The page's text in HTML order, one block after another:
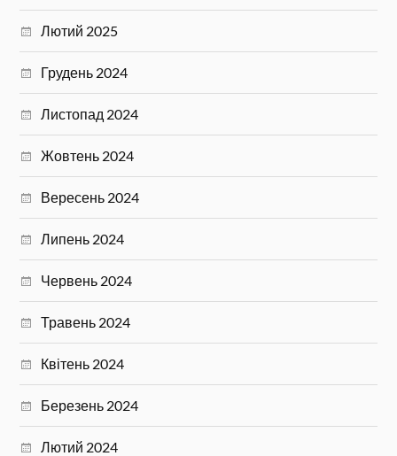
Лютий 2025
Грудень 2024
Листопад 2024
Жовтень 2024
Вересень 2024
Липень 2024
Червень 2024
Травень 2024
Квітень 2024
Березень 2024
Лютий 2024